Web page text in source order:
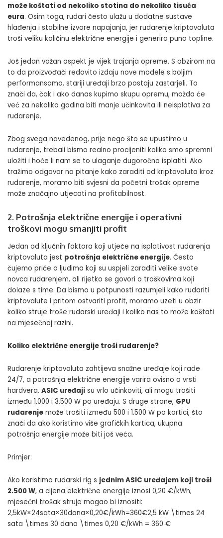
može koštati od nekoliko stotina do nekoliko tisuća
eura. Osim toga, rudari često ulažu u dodatne sustave
hlađenja i stabilne izvore napajanja, jer rudarenje kriptovaluta
troši veliku količinu električne energije i generira puno topline.
Još jedan važan aspekt je vijek trajanja opreme. S obzirom na
to da proizvođači redovito izdaju nove modele s boljim
performansama, stariji uređaji brzo postaju zastarjeli. To
znači da, čak i ako danas kupimo skupu opremu, možda će
već za nekoliko godina biti manje učinkovita ili neisplativa za
rudarenje.
Zbog svega navedenog, prije nego što se upustimo u
rudarenje, trebali bismo realno procijeniti koliko smo spremni
uložiti i hoće li nam se to ulaganje dugoročno isplatiti. Ako
tražimo odgovor na pitanje kako zaraditi od kriptovaluta kroz
rudarenje, moramo biti svjesni da početni trošak opreme
može značajno utjecati na profitabilnost.
2. Potrošnja električne energije i operativni
troškovi mogu smanjiti profit
Jedan od ključnih faktora koji utječe na isplativost rudarenja
kriptovaluta jest potrošnja električne energije. Često
čujemo priče o ljudima koji su uspjeli zaraditi velike svote
novca rudarenjem, ali rijetko se govori o troškovima koji
dolaze s time. Da bismo u potpunosti razumjeli kako rudariti
kriptovalute i pritom ostvariti profit, moramo uzeti u obzir
koliko struje troše rudarski uređaji i koliko nas to može koštati
na mjesečnoj razini.
Koliko električne energije troši rudarenje?
Rudarenje kriptovaluta zahtijeva snažne uređaje koji rade
24/7, a potrošnja električne energije varira ovisno o vrsti
hardvera. ASIC uređaji su vrlo učinkoviti, ali mogu trošiti
između 1.000 i 3.500 W po uređaju. S druge strane, GPU
rudarenje može trošiti između 500 i 1.500 W po kartici, što
znači da ako koristimo više grafičkih kartica, ukupna
potrošnja energije može biti još veća.
Primjer:
Ako koristimo rudarski rig s jednim ASIC uređajem koji troši
2.500 W, a cijena električne energije iznosi 0,20 €/kWh,
mjesečni trošak struje mogao bi iznositi:
2,5kW×24sata×30dana×0,20€/kWh=360€2,5 kW \times 24
sata \times 30 dana \times 0,20 €/kWh = 360 €